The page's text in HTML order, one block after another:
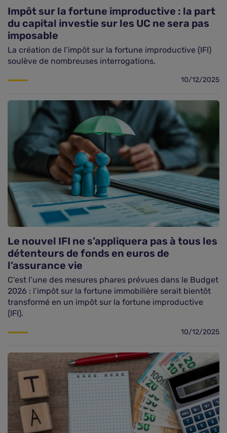
Impôt sur la fortune improductive : la part
du capital investie sur les UC ne sera pas
imposable
La création de l’impôt sur la fortune improductive (IFI)
soulève de nombreuses interrogations.
10/12/2025
Le nouvel IFI ne s’appliquera pas à tous les
détenteurs de fonds en euros de
l’assurance vie
C’est l’une des mesures phares prévues dans le Budget
2026 : l’impôt sur la fortune immobilière serait bientôt
transformé en un impôt sur la fortune improductive
(IFI).
10/12/2025